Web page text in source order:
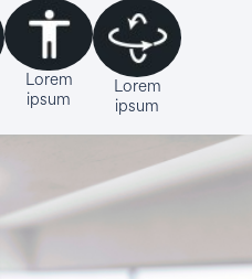
Lorem
ipsum
Lorem
ipsum